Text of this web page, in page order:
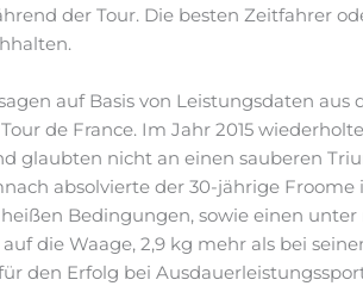
der Tour. Die besten Zeitfahrer
auf Basis von Leistungsdaten
de France. Im Jahr 2015
glaubten nicht an einen sauberen
absolvierte der 30-jährige
Bedingungen, sowie einen
die Waage, 2,9 kg mehr als bei
den Erfolg bei